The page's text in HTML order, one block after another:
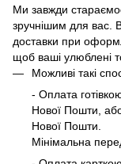
Ми завжди
зручнішим для вас.
доставки при
щоб ваші улюблені
Можливі такі
- Оплата
Нової Пошти,
Нової Пошти.
Мінімальна